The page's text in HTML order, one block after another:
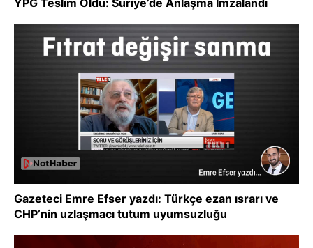
Gazeteci Emre Efser yazdı: Türkçe ezan ısrarı ve
CHP’nin uzlaşmacı tutum uyumsuzluğu